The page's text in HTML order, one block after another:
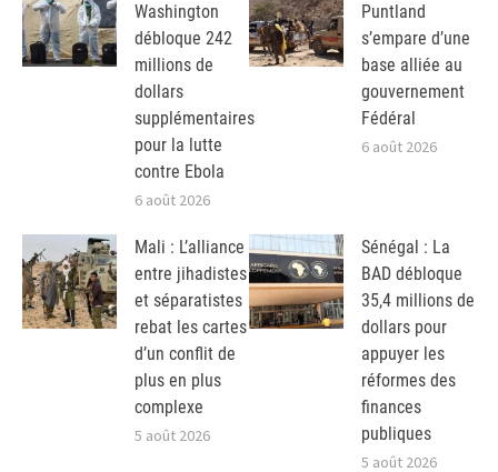
Washington
débloque 242
millions de
dollars
supplémentaires
pour la lutte
contre Ebola
6 août 2026
Puntland
s’empare d’une
base alliée au
gouvernement
Fédéral
6 août 2026
Mali : L’alliance
entre jihadistes
et séparatistes
rebat les cartes
d’un conflit de
plus en plus
complexe
5 août 2026
Sénégal : La
BAD débloque
35,4 millions de
dollars pour
appuyer les
réformes des
finances
publiques
5 août 2026